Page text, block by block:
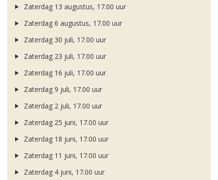
Zaterdag 13 augustus, 17.00 uur
Zaterdag 6 augustus, 17.00 uur
Zaterdag 30 juli, 17.00 uur
Zaterdag 23 juli, 17.00 uur
Zaterdag 16 juli, 17.00 uur
Zaterdag 9 juli, 17.00 uur
Zaterdag 2 juli, 17.00 uur
Zaterdag 25 juni, 17.00 uur
Zaterdag 18 juni, 17.00 uur
Zaterdag 11 juni, 17.00 uur
Zaterdag 4 juni, 17.00 uur